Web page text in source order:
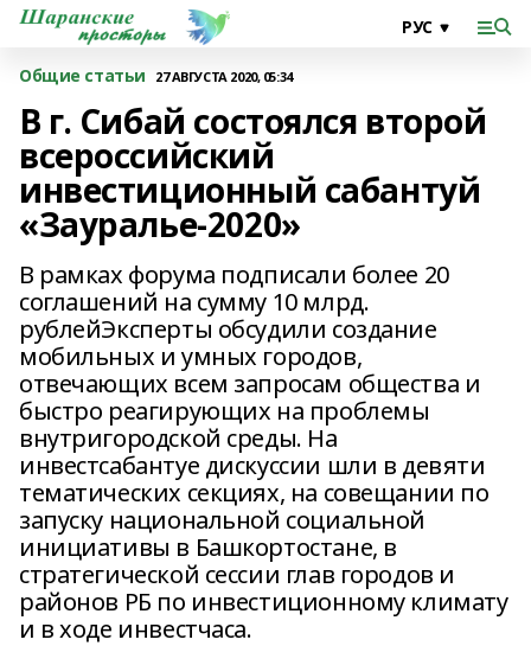
Общие статьи 27 АВГУСТА 2020, 05:34
В г. Сибай состоялся второй
всероссийский
инвестиционный сабантуй
«Зауралье-2020»
В рамках форума подписали более 20
соглашений на сумму 10 млрд.
рублейЭксперты обсудили создание
мобильных и умных городов,
отвечающих всем запросам общества и
быстро реагирующих на проблемы
внутригородской среды. На
инвестсабантуе дискуссии шли в девяти
тематических секциях, на совещании по
запуску национальной социальной
инициативы в Башкортостане, в
стратегической сессии глав городов и
районов РБ по инвестиционному климату
и в ходе инвестчаса.